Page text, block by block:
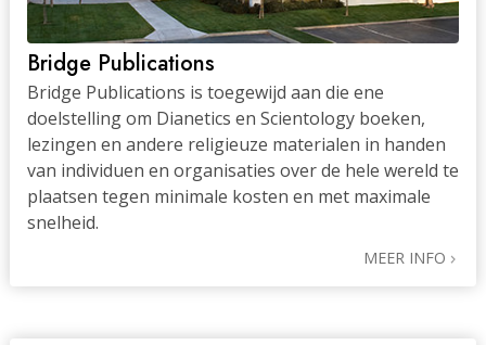
Bridge Publications
Bridge Publications is toegewijd aan die ene
doelstelling om Dianetics en Scientology boeken,
lezingen en andere religieuze materialen in handen
van individuen en organisaties over de hele wereld te
plaatsen tegen minimale kosten en met maximale
snelheid.
MEER INFO